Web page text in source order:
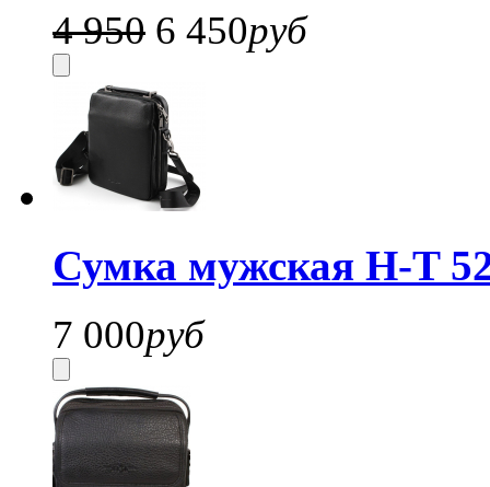
4 950 6 450руб
Сумка мужская H-T
7 000руб